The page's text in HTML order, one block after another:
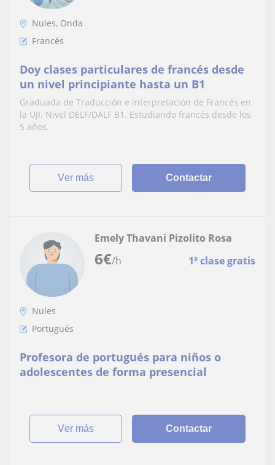
Nules, Onda
Francés
Doy clases particulares de francés desde
un nivel principiante hasta un B1
Graduada de Traducción e interpretación de Francés en
la UJI. Nivel DELF/DALF B1. Estudiando francés desde los
5 años.
ver más Contactar
6€/h 1ª clase gratis
Emely Thavani Pizolito Rosa
Nules
Portugués
Profesora de portugués para niños o
adolescentes de forma presencial
ver más Contactar